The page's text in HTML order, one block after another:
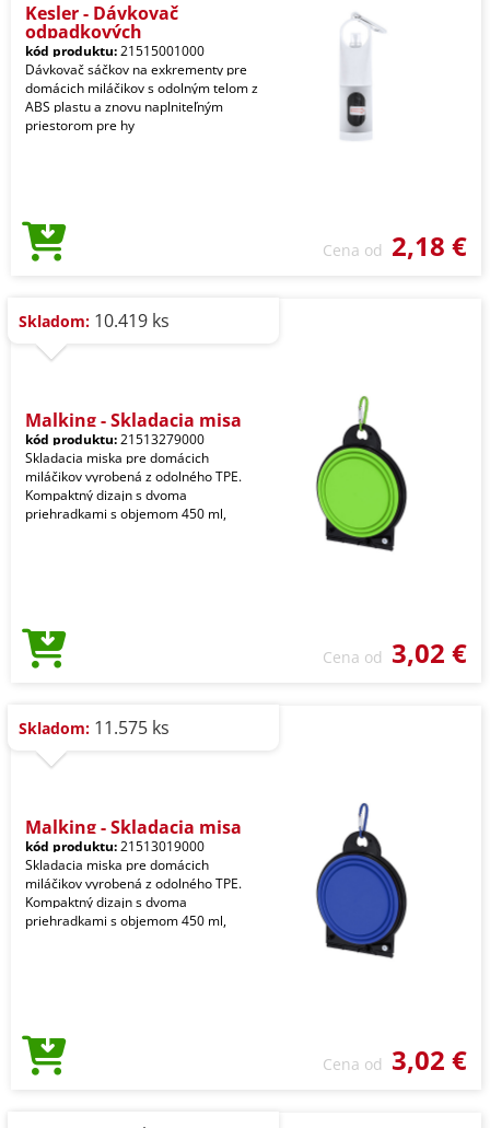
Kesler - Dávkovač
odpadkových
kód produktu:21515001000
Dávkovač sáčkov na exkrementy pre
domácich miláčikov s odolným telom z
ABS plastu a znovu naplniteľným
priestorom pre hy
Cena od 2,18 €
Skladom: 10.419 ks
Malking - Skladacia misa
kód produktu:21513279000
Skladacia miska pre domácich
miláčikov vyrobená z odolného TPE.
Kompaktný dizajn s dvoma
priehradkami s objemom 450 ml,
Cena od 3,02 €
Skladom: 11.575 ks
Malking - Skladacia misa
kód produktu:21513019000
Skladacia miska pre domácich
miláčikov vyrobená z odolného TPE.
Kompaktný dizajn s dvoma
priehradkami s objemom 450 ml,
Cena od 3,02 €